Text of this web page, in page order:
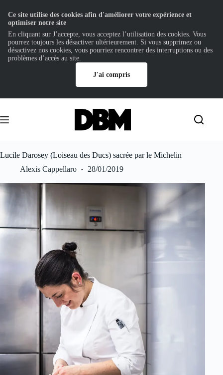
contenu
Lucile Darosey (Loiseau des Ducs) sacrée par le Michelin
Alexis Cappellaro
28/01/2019
Ce site utilise des cookies afin d'améliorer votre expérience et
optimiser notre site
En cliquant sur J’accepte, vous acceptez l’utilisation des cookies. Vous
pourrez toujours les désactiver ultérieurement. Si vous supprimez ou
désactivez nos cookies, vous pourriez rencontrer des interruptions ou des
problèmes d’accès au site.
J'ai compris